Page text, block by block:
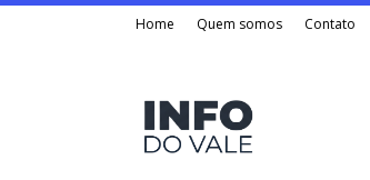
Home Quem somos Contato